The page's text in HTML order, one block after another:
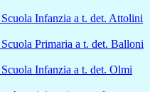
Infanzia a t. det. Attolini
Primaria a t. det. Balloni
Infanzia a t. det. Olmi